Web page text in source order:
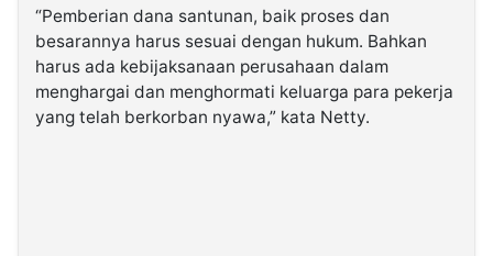
“Pemberian dana santunan, baik proses dan
besarannya harus sesuai dengan hukum. Bahkan
harus ada kebijaksanaan perusahaan dalam
menghargai dan menghormati keluarga para pekerja
yang telah berkorban nyawa,” kata Netty.